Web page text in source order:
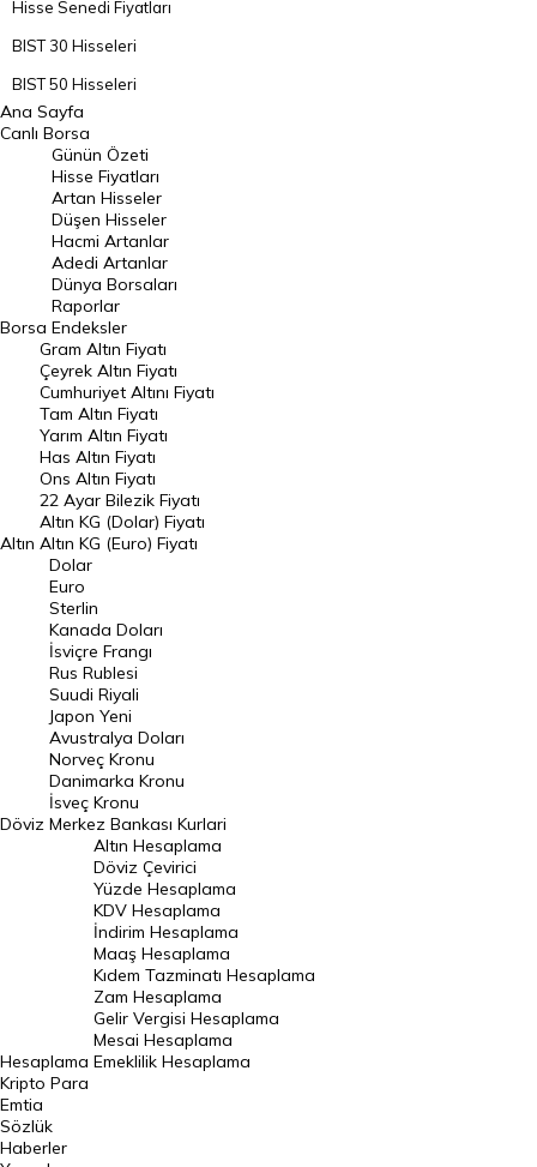
Hisse Senedi Fiyatları
BIST 30 Hisseleri
BIST 50 Hisseleri
BIST 100 Hisseleri
En Çok Artan Hisseler
En Çok Düşen Hisseler
Hacmi Artanlar
Geçmiş Kapanışlar
Dünya Borsaları
Raporlar
Endeksler
DÖVİZ
Döviz Kuru
Dolar Kuru
Euro Kuru
Pound Kuru
Frank Kuru
Riyal Kuru
Avustralya Doları
Danimarka Kronu Kuru
Kanada Doları Kuru
Norveç Kronu Kuru
İsveç Kronu Kuru
Japon Yeni Kuru
Serbest Piyasa Döviz Kurları
Merkez Bankası Döviz Kurları
Altın Fiyatları
Gram Altın Fiyatı
Çeyrek Altın Fiyatı
Ana Sayfa
Canlı Borsa
Borsa
Günün Özeti
Hisse Fiyatları
Artan Hisseler
Düşen Hisseler
Hacmi Artanlar
Adedi Artanlar
Dünya Borsaları
Raporlar
Endeksler
Altın
Gram Altın Fiyatı
Çeyrek Altın Fiyatı
Cumhuriyet Altını Fiyatı
Tam Altın Fiyatı
Yarım Altın Fiyatı
Has Altın Fiyatı
Ons Altın Fiyatı
22 Ayar Bilezik Fiyatı
Altın KG (Dolar) Fiyatı
Altın KG (Euro) Fiyatı
Döviz
Dolar
Euro
Sterlin
Kanada Doları
İsviçre Frangı
Rus Rublesi
Suudi Riyali
Japon Yeni
Avustralya Doları
Norveç Kronu
Danimarka Kronu
İsveç Kronu
Merkez Bankası Kurlari
Hesaplama
Altın Hesaplama
Döviz Çevirici
Yüzde Hesaplama
KDV Hesaplama
İndirim Hesaplama
Maaş Hesaplama
Kıdem Tazminatı Hesaplama
Zam Hesaplama
Gelir Vergisi Hesaplama
Mesai Hesaplama
Emeklilik Hesaplama
Kripto Para
Emtia
Sözlük
Haberler